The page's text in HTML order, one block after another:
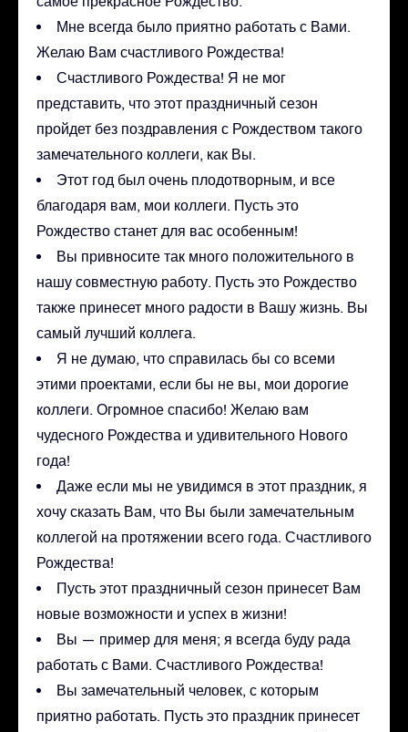
Мне всегда было приятно работать с Вами.
Желаю Вам счастливого Рождества!
Счастливого Рождества! Я не мог
представить, что этот праздничный сезон
пройдет без поздравления с Рождеством такого
замечательного коллеги, как Вы.
Этот год был очень плодотворным, и все
благодаря вам, мои коллеги. Пусть это
Рождество станет для вас особенным!
Вы привносите так много положительного в
нашу совместную работу. Пусть это Рождество
также принесет много радости в Вашу жизнь. Вы
самый лучший коллега.
Я не думаю, что справилась бы со всеми
этими проектами, если бы не вы, мои дорогие
коллеги. Огромное спасибо! Желаю вам
чудесного Рождества и удивительного Нового
года!
Даже если мы не увидимся в этот праздник, я
хочу сказать Вам, что Вы были замечательным
коллегой на протяжении всего года. Счастливого
Рождества!
Пусть этот праздничный сезон принесет Вам
новые возможности и успех в жизни!
Вы — пример для меня; я всегда буду рада
работать с Вами. Счастливого Рождества!
Вы замечательный человек, с которым
приятно работать. Пусть это праздник принесет